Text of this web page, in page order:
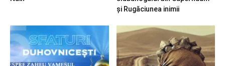
și Rugăciunea inimii